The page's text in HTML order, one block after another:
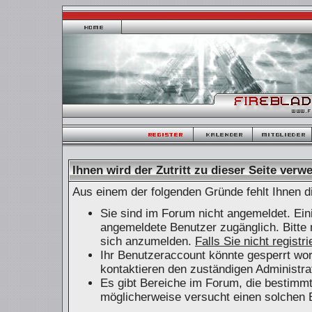
Ihnen wird der Zutritt zu dieser Seite
Aus einem der folgenden Gründe fehlt Ihnen
Sie sind im Forum nicht angemeldet.
angemeldete Benutzer zugänglich.
sich anzumelden. Falls Sie nicht
Ihr Benutzeraccount könnte gesperrt
kontaktieren den zuständigen
Es gibt Bereiche im Forum, die
möglicherweise versucht einen solchen